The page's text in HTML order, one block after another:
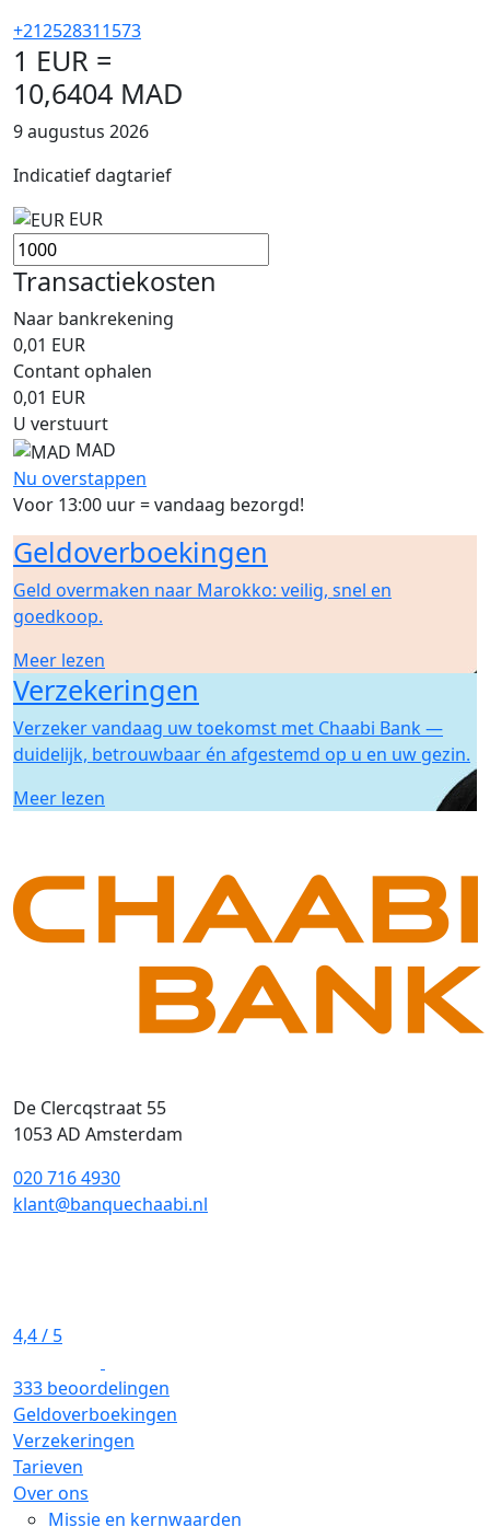
+212528311573
1 EUR =
10,6404 MAD
9 augustus 2026
Indicatief dagtarief
EUR
Transactiekosten
Naar bankrekening
0,01 EUR
Contant ophalen
0,01 EUR
U verstuurt
MAD
Nu overstappen
Voor 13:00 uur = vandaag bezorgd!
Geldoverboekingen
Geld overmaken naar Marokko: veilig, snel en
goedkoop.
Meer lezen
Verzekeringen
Verzeker vandaag uw toekomst met Chaabi Bank —
duidelijk, betrouwbaar én afgestemd op u en uw gezin.
Meer lezen
De Clercqstraat 55
1053 AD Amsterdam
020 716 4930
klant@banquechaabi.nl
4,4/ 5
333 beoordelingen
Geldoverboekingen
Verzekeringen
Tarieven
Over ons
Missie en kernwaarden